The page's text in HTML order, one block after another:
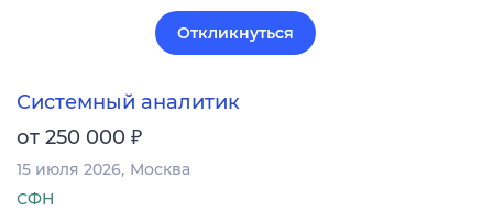
Откликнуться
Системный аналитик
от 250 000 ₽
15 июля 2026 Москва
СФН